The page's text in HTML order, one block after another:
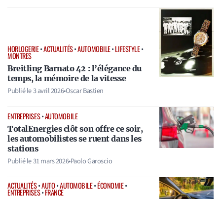
HORLOGERIE•ACTUALITÉS•AUTOMOBILE•LIFESTYLE•
MONTRES
Breitling Barnato 42 : l’élégance du
temps, la mémoire de la vitesse
Publié le3 avril 2026•Oscar Bastien
ENTREPRISES•AUTOMOBILE
TotalEnergies clôt son offre ce soir,
les automobilistes se ruent dans les
stations
Publié le31 mars 2026•Paolo Garoscio
ACTUALITÉS•AUTO•AUTOMOBILE•ÉCONOMIE•
ENTREPRISES•FRANCE